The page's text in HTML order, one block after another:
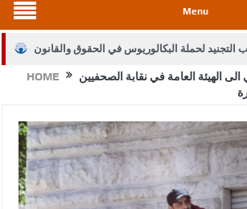
Menu
التجنيد لحملة البكالوريوس في الحقوق والقانون
الوصاية الهاشمية التاريخية على المقدسات
مواد مخدرة
النواب يقر مشروع تعديل قانون الملكية العقارية
تحرير الصحف اليومية ويؤكد حرص مجلس النواب
HOME
الهيئة العامة في نقابة الصحفيين